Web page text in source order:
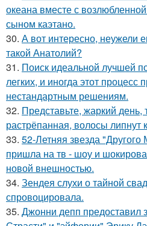
океана вместе с
сыном каэтано.
30. А вот интересно, неужели
такой Анатолий?
31. Поиск идеальной лучшей
легких, и иногда этот процесс
нестандартным решениям.
32. Представьте, жаркий день,
растрёпанная, волосы липнут
33. 52-Летняя звезда
пришла на тв - шоу и
новой внешностью.
34. Зендея слухи о тайной
спровоцировала.
35. Джонни депп предоставил